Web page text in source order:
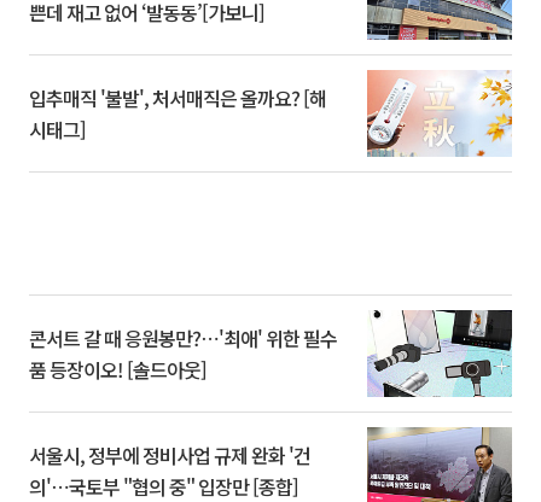
쁜데 재고 없어 ‘발동동’[가보니]
입추매직 '불발', 처서매직은 올까요? [해
시태그]
콘서트 갈 때 응원봉만?⋯'최애' 위한 필수
품 등장이오! [솔드아웃]
서울시, 정부에 정비사업 규제 완화 '건
의'⋯국토부 "협의 중" 입장만 [종합]